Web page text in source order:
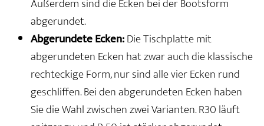
Außerdem sind die Ecken bei der Bootsform
abgerundet.
Abgerundete Ecken:Die Tischplatte mit
abgerundeten Ecken hat zwar auch die klassische
rechteckige Form, nur sind alle vier Ecken rund
geschliffen. Bei den abgerundeten Ecken haben
Sie die Wahl zwischen zwei Varianten. R30 läuft